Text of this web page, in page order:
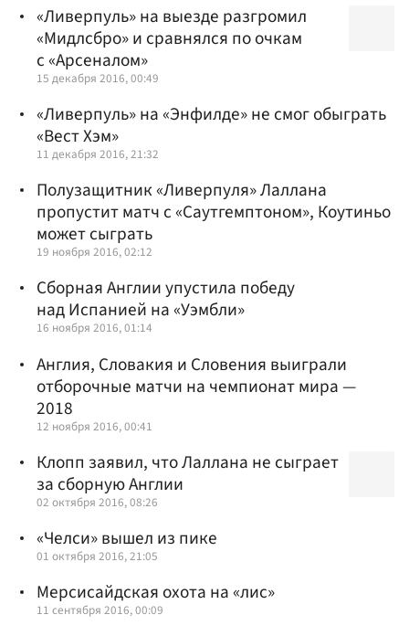
«Ливерпуль» на выезде разгромил
«Мидлсбро» и сравнялся по очкам
с «Арсеналом»
15 декабря 2016, 00:49
«Ливерпуль» на «Энфилде» не смог обыграть
«Вест Хэм»
11 декабря 2016, 21:32
Полузащитник «Ливерпуля» Лаллана
пропустит матч с «Саутгемптоном», Коутиньо
может сыграть
19 ноября 2016, 02:12
Сборная Англии упустила победу
над Испанией на «Уэмбли»
16 ноября 2016, 01:14
Англия, Словакия и Словения выиграли
отборочные матчи на чемпионат мира —
2018
12 ноября 2016, 00:41
Клопп заявил, что Лаллана не сыграет
за сборную Англии
02 октября 2016, 08:26
«Челси» вышел из пике
01 октября 2016, 21:05
Мерсисайдская охота на «лис»
11 сентября 2016, 00:09